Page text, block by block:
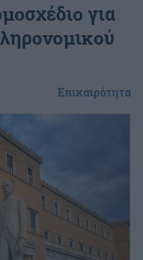
για
Επικαιρότητα